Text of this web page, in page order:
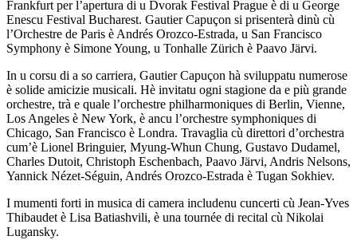
Frankfurt per l’apertura di u Dvorak Festival Prague è di u George
Enescu Festival Bucharest. Gautier Capuçon si prisenterà dinù cù
l’Orchestre de Paris è Andrés Orozco-Estrada, u San Francisco
Symphony è Simone Young, u Tonhalle Zürich è Paavo Järvi.
In u corsu di a so carriera, Gautier Capuçon hà sviluppatu numerose
è solide amicizie musicali. Hè invitatu ogni stagione da e più grande
orchestre, trà e quale l’orchestre philharmoniques di Berlin, Vienne,
Los Angeles è New York, è ancu l’orchestre symphoniques di
Chicago, San Francisco è Londra. Travaglia cù direttori d’orchestra
cum’è Lionel Bringuier, Myung-Whun Chung, Gustavo Dudamel,
Charles Dutoit, Christoph Eschenbach, Paavo Järvi, Andris Nelsons,
Yannick Nézet-Séguin, Andrés Orozco-Estrada è Tugan Sokhiev.
I mumenti forti in musica di camera includenu cuncerti cù Jean-Yves
Thibaudet è Lisa Batiashvili, è una tournée di recital cù Nikolai
Lugansky.